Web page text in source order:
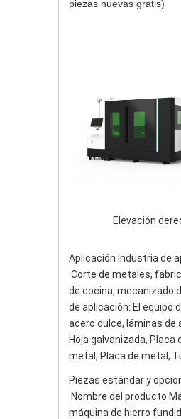
piezas nuevas gratis)
Elevación
Aplicación Industria de
Corte de metales,
de cocina, mecanizado
de aplicación: El equipo
acero dulce, láminas de
Hoja galvanizada, Placa
metal, Placa de metal,
Piezas estándar y
Nombre del producto
máquina de hierro